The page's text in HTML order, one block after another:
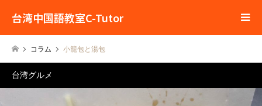
台湾中国語教室C-Tutor
コラム 小籠包と湯包
台湾グルメ